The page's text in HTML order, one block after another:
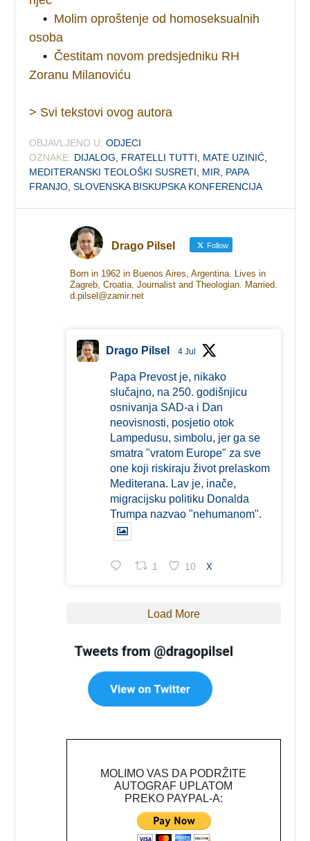
• Molim oproštenje od homoseksualnih
osoba
• Čestitam novom predsjedniku RH
Zoranu Milanoviću
> Svi tekstovi ovog autora
OBJAVLJENO U: ODJECI
OZNAKE: DIJALOG FRATELLI TUTTI MATE UZINIĆ
MEDITERANSKI TEOLOŠKI SUSRETI
MIR
PAPA
FRANJO ,SLOVENSKA BISKUPSKA KONFERENCIJA
Drago Pilsel Follow
Born in 1962 in Buenos Aires, Argentina. Lives in
Zagreb, Croatia. Journalist and Theologian. Married.
d.pilsel@zamir.net
Drago Pilsel 4 Jul
Papa Prevost je, nikako
slučajno, na 250. godišnjicu
osnivanja SAD-a i Dan
neovisnosti, posjetio otok
Lampedusu, simbolu, jer ga se
smatra "vratom Europe" za sve
one koji riskiraju život prelaskom
Mediterana. Lav je, inače,
migracijsku politiku Donalda
Trumpa nazvao "nehumanom".
1 10 X
Load More
MOLIMO VAS DA PODRŽITE
AUTOGRAF UPLATOM
PREKO PAYPAL-A: